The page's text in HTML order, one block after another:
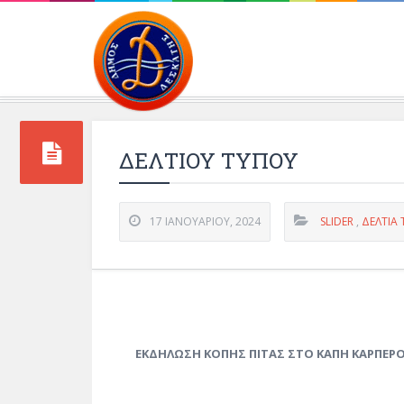
ΔΕΛΤΙΟΥ ΤΥΠΟΥ
17 ΙΑΝΟΥΑΡΊΟΥ, 2024 SLIDER , ΔΕΛΤΊΑ
ΕΚΔΗΛΩΣΗ ΚΟΠΗΣ ΠΙΤΑΣ ΣΤΟ ΚΑΠΗ